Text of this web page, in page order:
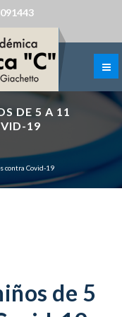
DE 5 A 11
19
contra Covid-19
de 5